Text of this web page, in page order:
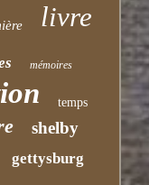
livre
mémoires
temps
shelby
gettysburg